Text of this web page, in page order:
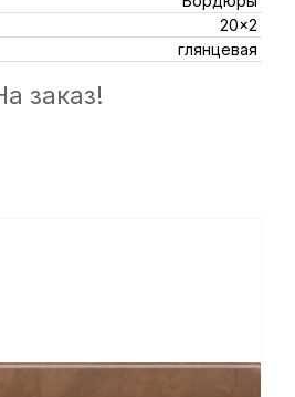
20x2
глянцевая
заказ!